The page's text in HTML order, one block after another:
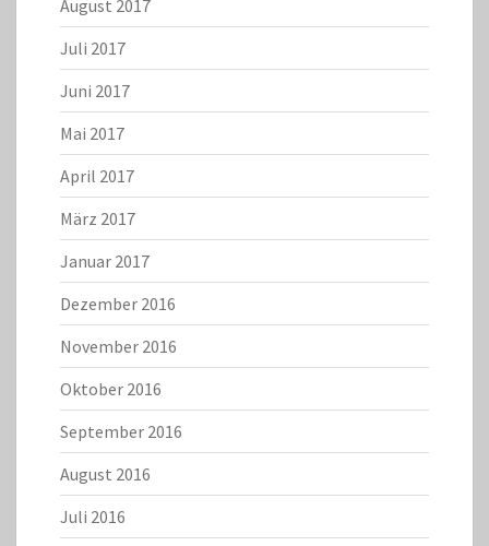
August 2017
Juli 2017
Juni 2017
Mai 2017
April 2017
März 2017
Januar 2017
Dezember 2016
November 2016
Oktober 2016
September 2016
August 2016
Juli 2016